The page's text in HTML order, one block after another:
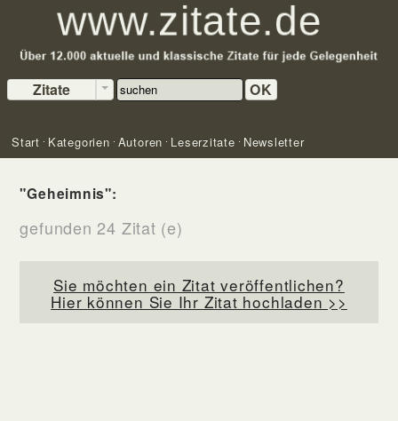
Zitate OK
Start Kategorien Autoren Leserzitate Newsletter
"Geheimnis":
gefunden 24 Zitat (e)
Sie möchten ein Zitat veröffentlichen?
Hier können Sie Ihr Zitat hochladen >>